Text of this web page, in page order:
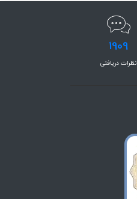
1909
نظرات دریافتی